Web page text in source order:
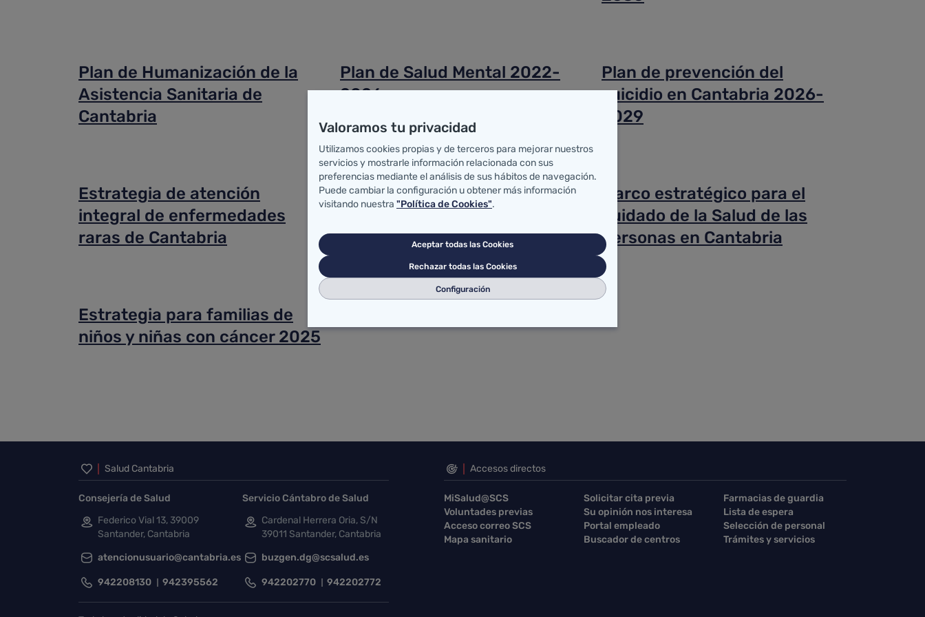
Plan de Humanización de la
Asistencia Sanitaria de
Cantabria
Plan de Salud Mental 2022-
2026
Plan de prevención del
suicidio en Cantabria 2026-
2029
Estrategia de atención
integral de enfermedades
raras de Cantabria
Estrategia de Genómica de
Marco estratégico para el
cuidado de la Salud de las
personas en Cantabria
Estrategia para familias de
niños y niñas con cáncer 2025
Inicio del pie de página
Salud Cantabria
Consejería de Salud
Federico Vial 13, 39009
Santander, Cantabria
atencionusuario@cantabria.es
942208130 942395562
Servicio Cántabro de Salud
Cardenal Herrera Oria, S/N
39011 Santander, Cantabria
buzgen.dg@scsalud.es
942202770 942202772
Accesos directos
MiSalud@SCS Solicitar cita previa
Farmacias de guardia
Voluntades previas
Su opinión nos interesa
Lista de espera
Acceso correo SCS
Portal empleado
Selección de personal
Mapa sanitario
Buscador de centros Trámites y servicios
Valoramos tu privacidad
Utilizamos cookies propias y de terceros para mejorar nuestros
servicios y mostrarle información relacionada con sus
preferencias mediante el análisis de sus hábitos de navegación.
Puede cambiar la configuración u obtener más información
visitando nuestra "Política de Cookies".
Aceptar todas las Cookies
Rechazar todas las Cookies
Configuración